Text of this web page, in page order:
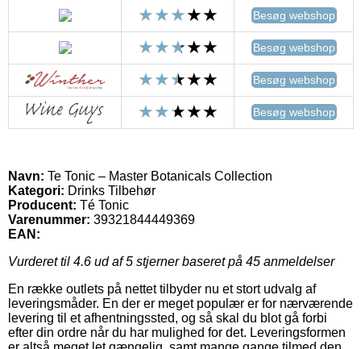
Besøg webshop
Besøg webshop
Besøg webshop
Besøg webshop
Navn: Te Tonic – Master Botanicals Collection
Kategori: Drinks Tilbehør
Producent: Té Tonic
Varenummer: 39321844449369
EAN:
Vurderet til 4.6 ud af 5 stjerner baseret på 45 anmeldelser
En række outlets på nettet tilbyder nu et stort udvalg af
leveringsmåder. En der er meget populær er for nærværende
levering til et afhentningssted, og så skal du blot gå forbi
efter din ordre når du har mulighed for det. Leveringsformen